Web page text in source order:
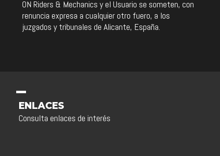
ON Riders & Mechanics y el Usuario se someten, con
renuncia expresa a cualquier otro fuero, a los
juzgados y tribunales de Alicante, España.
ENLACES
Consulta enlaces de interés